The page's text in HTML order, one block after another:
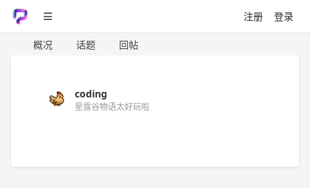
注册 登录
概况 话题 回帖
coding
星露谷物语太好玩啦